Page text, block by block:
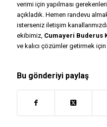
verimi için yapılması
açıkladık. Hemen randevu
isterseniz iletişim
ekibimiz, Cumayeri Buderus
ve kalıcı çözümler getirmek için
Bu gönderiyi paylaş